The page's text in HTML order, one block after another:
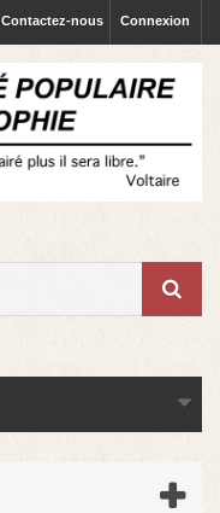
Connexion
Contactez-nous